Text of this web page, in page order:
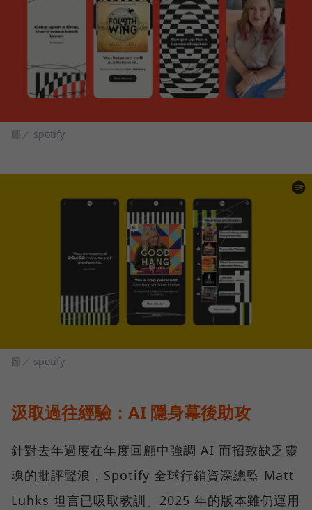
圖／ spotify
圖／ spotify
汲取過往經驗：AI 隱身幕後助攻
針對去年過度在年度回顧中強調 AI 而招致缺乏靈
魂的批評聲浪，Spotify 全球行銷資深總監 Matt
Luhks 坦言已吸取教訓。2025 年的版本雖仍運用